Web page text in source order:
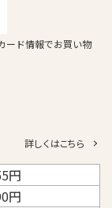
ード情報でお買い物
詳しくはこちら
円
円